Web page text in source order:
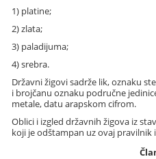
1) platine;
2) zlata;
3) paladijuma;
4) srebra.
Državni žigovi sadrže lik, oznaku
i brojčanu oznaku područne
metale, datu arapskom cifrom.
Oblici i izgled državnih žigova iz
koji je odštampan uz ovaj pravilnik